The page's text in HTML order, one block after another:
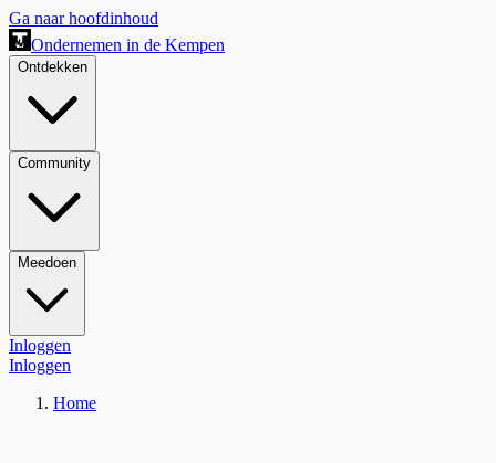
Ga naar hoofdinhoud
Ondernemen in de Kempen
Ontdekken
Community
Meedoen
Inloggen
Inloggen
Home